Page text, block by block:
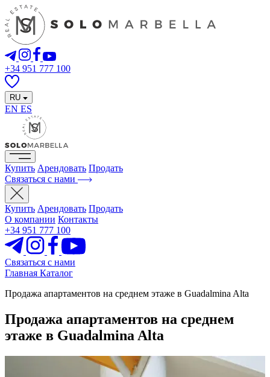
+34 951 777 100
RU
EN ES
Купить Арендовать Продать
Связаться с нами
Купить Арендовать Продать
О компании Контакты
+34 951 777 100
Связаться с нами
Главная Каталог
Продажа апартаментов на среднем этаже в Guadalmina Alta
Продажа апартаментов на среднем
этаже в Guadalmina Alta